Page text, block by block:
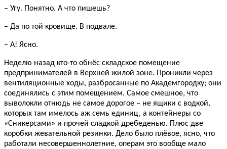
– Угу. Понятно. А что пишешь?
– Да по той кровище. В подвале.
– А! Ясно.
Неделю назад кто-то обнёс складское помещение
предпринимателей в Верхней жилой зоне. Проникли через
вентиляционные ходы, разбросанные по Академгородку; они
соединялись с этим помещением. Самое смешное, что
выволокли отнюдь не самое дорогое – не ящики с водкой,
которых там имелось аж семь единиц, а контейнеры со
«Сникерсами» и прочей сладкой дребеденью. Плюс две
коробки жевательной резинки. Дело было плёвое, ясно, что
работали несовершеннолетние, операм это вообще мало